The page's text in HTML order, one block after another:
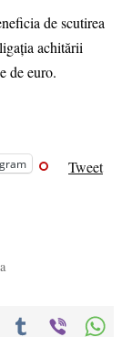
de scutirea
achitării
de euro.
Tweet